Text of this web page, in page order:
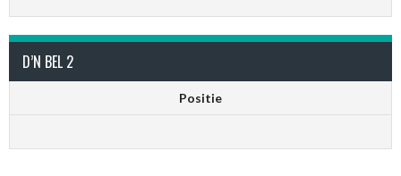
D’N BEL 2
Positie